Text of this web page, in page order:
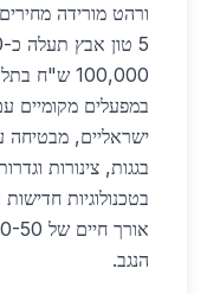
ורהט מורידה
100,000
ישראליים, מבטיחה
בגגות, צינורות
בטכנולוגיות
הנגב.